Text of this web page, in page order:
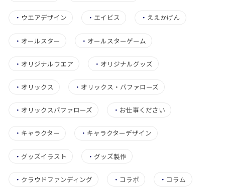
・ ウエアデザイン ・ エイビス ・ ええかげん
・ オールスター ・ オールスターゲーム
・ オリジナルウエア ・ オリジナルグッズ
・ オリックス ・ オリックス・バファローズ
・ オリックスバファローズ ・ お仕事ください
・ キャラクター ・ キャラクターデザイン
・ グッズイラスト ・ グッズ製作
・ クラウドファンディング ・ コラボ ・ コラム